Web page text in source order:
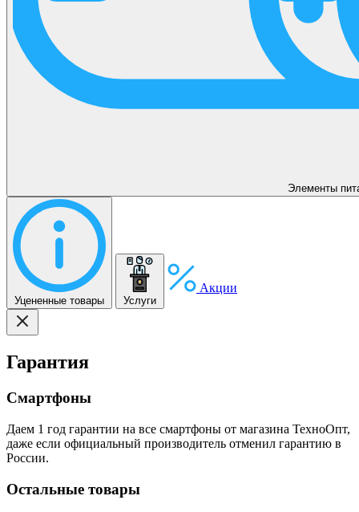
Элементы
Уцененные товары Услуги
Акции
Гарантия
Смартфоны
Даем 1 год гарантии на все смартфоны от магазина ТехноОпт,
даже если официальный производитель отменил гарантию в
России.
Остальные товары